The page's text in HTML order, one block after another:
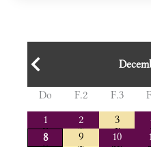
Do F.2 F.3
1
2 3
8
9 10